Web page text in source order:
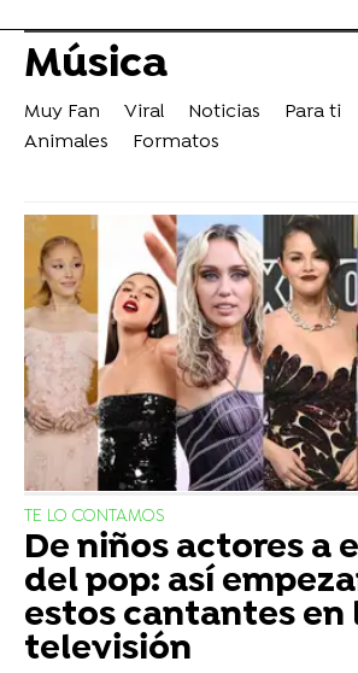
Música
Muy Fan Viral Noticias Para ti
Animales
Formatos
TE LO CONTAMOS
De niños actores a
del pop: así
estos cantantes en
televisión